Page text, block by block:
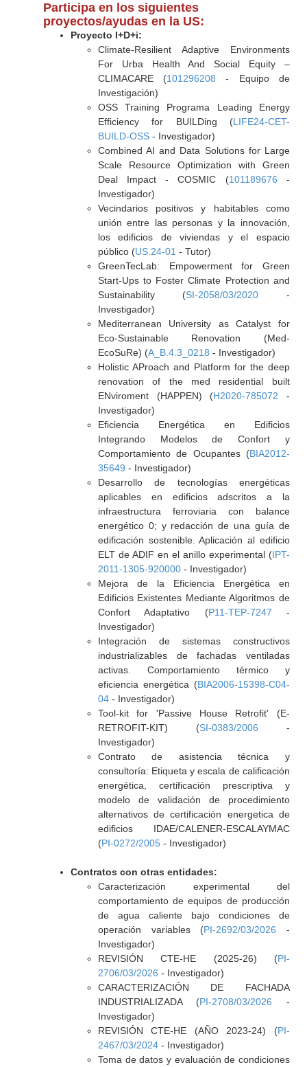
Participa en los siguientes
proyectos/ayudas en la US:
Proyecto I+D+i:
Climate-Resilient Adaptive Environments
For Urba Health And Social Equity –
CLIMACARE (101296208 - Equipo de
Investigación)
OSS Training Programa Leading Energy
Efficiency for BUILDing (LIFE24-CET-
BUILD-OSS- Investigador)
Combined AI and Data Solutions for Large
Scale Resource Optimization with Green
Deal Impact - COSMIC (101189676 -
Investigador)
Vecindarios positivos y habitables como
unión entre las personas y la innovación,
los edificios de viviendas y el espacio
público (US.24-01 - Tutor)
GreenTecLab: Empowerment for Green
Start-Ups to Foster Climate Protection and
Sustainability (SI-2058/03/2020 -
Investigador)
Mediterranean University as Catalyst for
Eco-Sustainable Renovation (Med-
EcoSuRe) (A_B.4.3_0218 - Investigador)
Holistic AProach and Platform for the deep
renovation of the med residential built
ENviroment (HAPPEN) (H2020-785072 -
Investigador)
Eficiencia Energética en Edificios
Integrando Modelos de Confort y
Comportamiento de Ocupantes (BIA2012-
35649 - Investigador)
Desarrollo de tecnologías energéticas
aplicables en edificios adscritos a la
infraestructura ferroviaria con balance
energético 0; y redacción de una guía de
edificación sostenible. Aplicación al edificio
ELT de ADIF en el anillo experimental (IPT-
2011-1305-920000- Investigador)
Mejora de la Eficiencia Energética en
Edificios Existentes Mediante Algoritmos de
Confort Adaptativo (P11-TEP-7247 -
Investigador)
Integración de sistemas constructivos
industrializables de fachadas ventiladas
activas. Comportamiento térmico y
eficiencia energética (BIA2006-15398-C04-
04- Investigador)
Tool-kit for 'Passive House Retrofit' (E-
RETROFIT-KIT) (SI-0383/2006 -
Investigador)
Contrato de asistencia técnica y
consultoría: Etiqueta y escala de calificación
energética, certificación prescriptiva y
modelo de validación de procedimiento
alternativos de certificación energetica de
edificios IDAE/CALENER-ESCALAYMAC
(PI-0272/2005- Investigador)
Contratos con otras entidades:
Caracterización experimental del
comportamiento de equipos de producción
de agua caliente bajo condiciones de
operación variables (PI-2692/03/2026 -
Investigador)
REVISIÓN CTE-HE (2025-26) (PI-
2706/03/2026 - Investigador)
CARACTERIZACIÓN DE FACHADA
INDUSTRIALIZADA (PI-2708/03/2026 -
Investigador)
REVISIÓN CTE-HE (AÑO 2023-24) (PI-
2467/03/2024- Investigador)
Toma de datos y evaluación de condiciones